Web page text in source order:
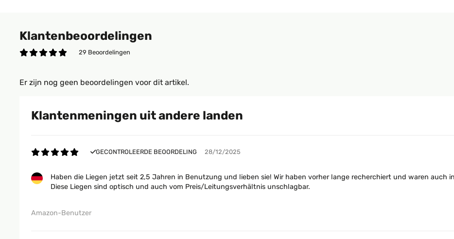
Klantenbeoordelingen
29 Beoordelingen
Er zijn nog geen beoordelingen voor dit artikel.
Klantenmeningen uit andere landen
GECONTROLEERDE BEOORDELING 28/12/2025
Haben die Liegen jetzt seit 2,5 Jahren in Benutzung und lieben sie! Wir haben vorher lange recherchiert und waren auch
Diese Liegen sind optisch und auch vom Preis/Leitungsverhältnis unschlagbar.
Amazon-Benutzer